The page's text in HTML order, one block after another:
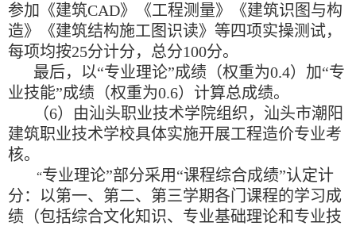
参加《建筑CAD》《工程测量》《建筑识图与构
造》《建筑结构施工图识读》等四项实操测试，
每项均按25分计分，总分100分。
最后，以“专业理论”成绩（权重为0.4）加“专
业技能”成绩（权重为0.6）计算总成绩。
（6）由汕头职业技术学院组织，汕头市潮阳
建筑职业技术学校具体实施开展工程造价专业考
核。
“专业理论”部分采用“课程综合成绩”认定计
分：以第一、第二、第三学期各门课程的学习成
绩（包括综合文化知识、专业基础理论和专业技